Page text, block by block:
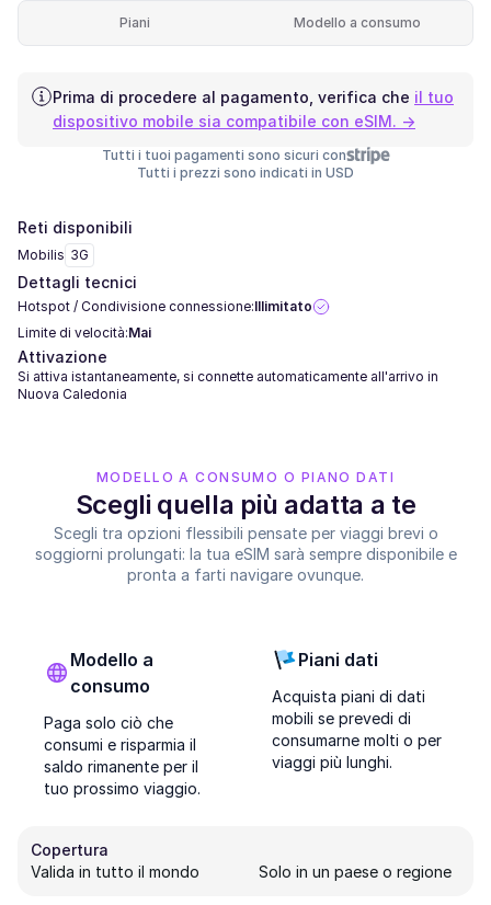
Piani
Modello a consumo
Prima di procedere al pagamento, verifica che il tuo
dispositivo mobile sia compatibile con eSIM. →
Tutti i tuoi pagamenti sono sicuri con
Tutti i prezzi sono indicati in USD
Reti disponibili
Mobilis 3G
Dettagli tecnici
Hotspot / Condivisione connessione:Illimitato
Limite di velocità:Mai
Attivazione
Si attiva istantaneamente, si connette automaticamente all'arrivo in
Nuova Caledonia
MODELLO A CONSUMO O PIANO DATI
Scegli quella più adatta a te
Scegli tra opzioni flessibili pensate per viaggi brevi o
soggiorni prolungati: la tua eSIM sarà sempre disponibile e
pronta a farti navigare ovunque.
Modello a
consumo
Paga solo ciò che
consumi e risparmia il
saldo rimanente per il
tuo prossimo viaggio.
Piani dati
Acquista piani di dati
mobili se prevedi di
consumarne molti o per
viaggi più lunghi.
Copertura
Valida in tutto il mondo
Solo in un paese o regione